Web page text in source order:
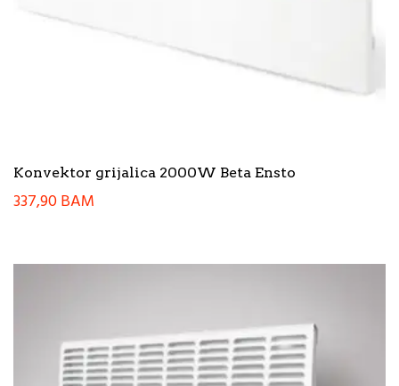
Konvektor grijalica 2000W Beta Ensto
337,90BAM